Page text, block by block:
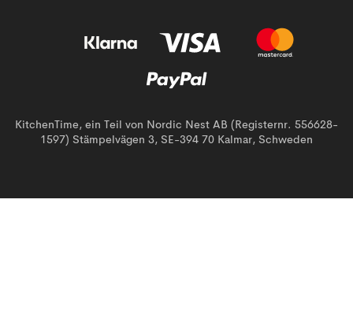
KitchenTime, ein Teil von Nordic Nest AB (Registernr. 556628-
1597) Stämpelvägen 3, SE-394 70 Kalmar, Schweden